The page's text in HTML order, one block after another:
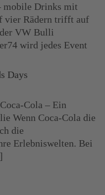
Drinks mit
vier Rädern trifft auf
VW Bulli
wird jedes Event
Days
Cola – Ein
Wenn Coca-Cola die
die
Erlebniswelten. Bei